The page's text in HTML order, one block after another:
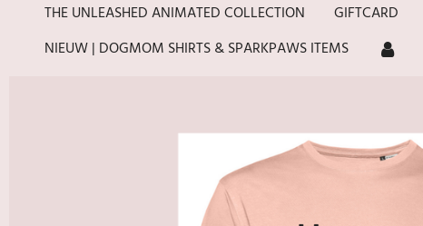
THE UNLEASHED ANIMATED COLLECTION
GIFTCARD
NIEUW | DOGMOM SHIRTS & SPARKPAWS ITEMS